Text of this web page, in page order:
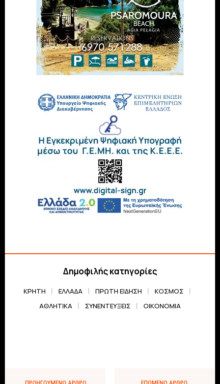
Δημοφιλής κατηγορίες
ΚΡΗΤΗ ΕΛΛΆΔΑ ΠΡΏΤΗ ΕΊΔΗΣΗ
ΚΌΣΜΟΣ
ΑΘΛΗΤΙΚΆ
ΣΥΝΕΝΤΕΎΞΕΙΣ ΟΙΚΟΝΟΜΊΑ